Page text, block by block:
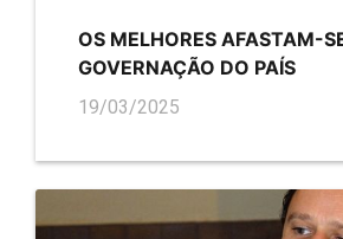
OS MELHORES AFASTAM-
GOVERNAÇÃO DO PAÍS
19/03/2025